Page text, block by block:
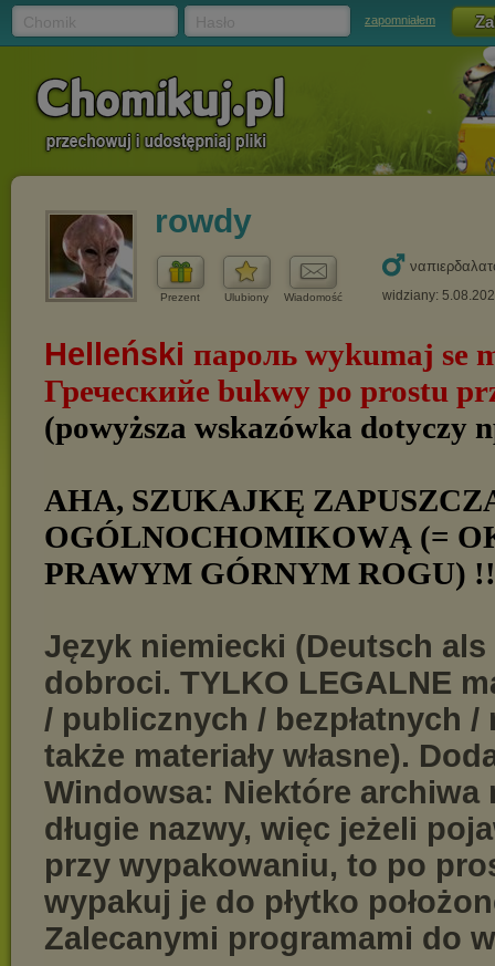
zapomniałem
rowdy
Prezent Ulubiony Wiadomość widziany: